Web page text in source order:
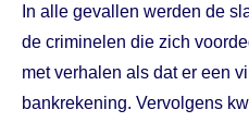
In alle gevallen werden de
de criminelen die zich
met verhalen als dat er een
bankrekening. Vervolgens